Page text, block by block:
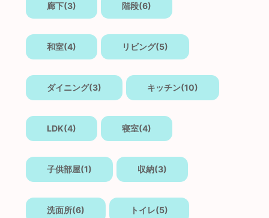
廊下(3) 階段(6)
和室(4) リビング(5)
ダイニング(3) キッチン(10)
LDK(4) 寝室(4)
子供部屋(1) 収納(3)
洗面所(6) トイレ(5)